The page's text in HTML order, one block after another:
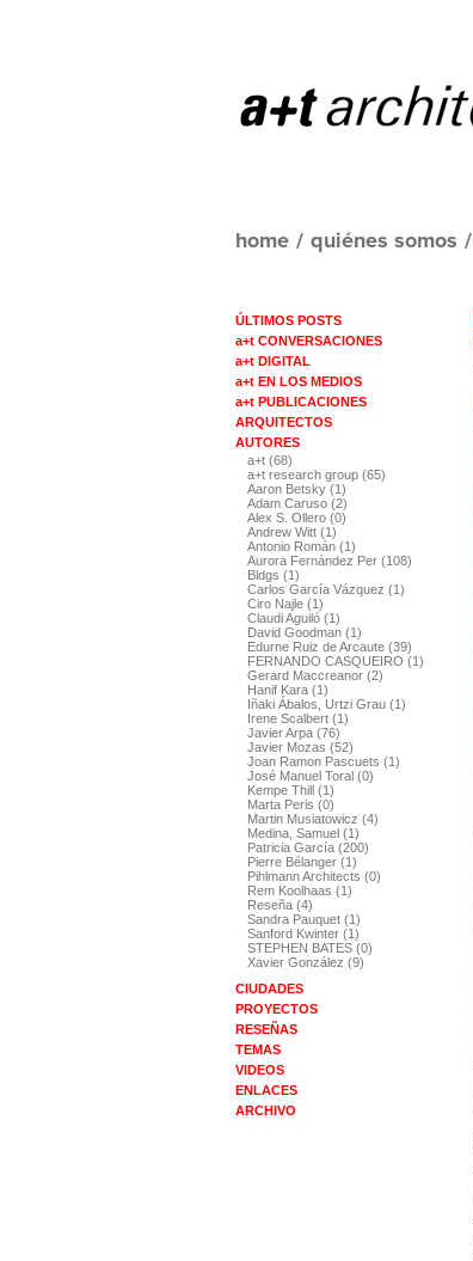
home / quiénes somos /
ÚLTIMOS POSTS
a+t CONVERSACIONES
a+t DIGITAL
a+t EN LOS MEDIOS
a+t PUBLICACIONES
ARQUITECTOS
AUTORES
a+t (68)
a+t research group (65)
Aaron Betsky (1)
Adam Caruso (2)
Alex S. Ollero (0)
Andrew Witt (1)
Antonio Román (1)
Aurora Fernández Per (108)
Bldgs (1)
Carlos García Vázquez (1)
Ciro Najle (1)
Claudi Aguiló (1)
David Goodman (1)
Edurne Ruiz de Arcaute (39)
FERNANDO CASQUEIRO (1)
Gerard Maccreanor (2)
Hanif Kara (1)
Iñaki Ábalos, Urtzi Grau (1)
Irene Scalbert (1)
Javier Arpa (76)
Javier Mozas (52)
Joan Ramon Pascuets (1)
José Manuel Toral (0)
Kempe Thill (1)
Marta Peris (0)
Martin Musiatowicz (4)
Medina, Samuel (1)
Patricia García (200)
Pierre Bélanger (1)
Pihlmann Architects (0)
Rem Koolhaas (1)
Reseña (4)
Sandra Pauquet (1)
Sanford Kwinter (1)
STEPHEN BATES (0)
Xavier González (9)
CIUDADES
PROYECTOS
RESEÑAS
TEMAS
VIDEOS
ENLACES
ARCHIVO